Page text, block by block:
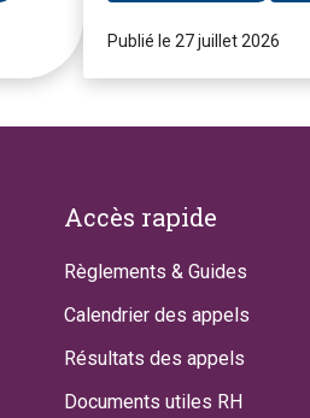
Publié le 27 juillet 2026
Footer
Accès rapide
Règlements & Guides
Calendrier des appels
Résultats des appels
Documents utiles RH